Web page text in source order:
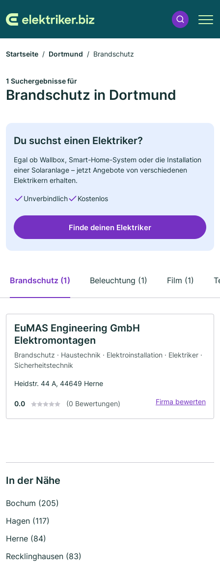
Startseite Dortmund Brandschutz
1 Suchergebnisse für
Brandschutz in Dortmund
Du suchst einen Elektriker?
Egal ob Wallbox, Smart-Home-System oder die Installation
einer Solaranlage – jetzt Angebote von verschiedenen
Elektrikern erhalten.
Unverbindlich Kostenlos
Finde deinen Elektriker
Brandschutz (1) Beleuchtung (1) Film (1)
EuMAS Engineering GmbH
Elektromontagen
Brandschutz · Haustechnik · Elektroinstallation · Elektriker ·
Sicherheitstechnik
Heidstr. 44 A, 44649 Herne
0.0 (0 Bewertungen) Firma bewerten
In der Nähe
Bochum (205)
Hagen (117)
Herne (84)
Recklinghausen (83)